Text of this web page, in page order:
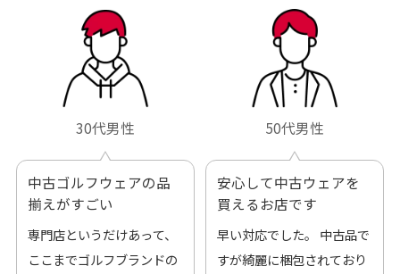
30代男性
中古ゴルフウェアの品
揃えがすごい
専門店というだけあって、
ここまでゴルフブランドの
50代男性
安心して中古ウェアを
買えるお店です
早い対応でした。 中古品で
すが綺麗に梱包されており